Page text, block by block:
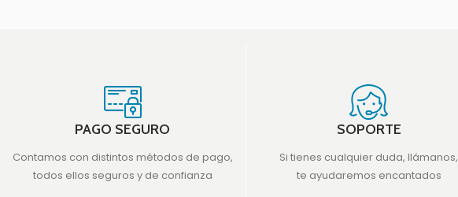
PAGO SEGURO
Contamos con distintos métodos de pago,
todos ellos seguros y de confianza
SOPORTE
Si tienes cualquier duda, llámanos,
te ayudaremos encantados